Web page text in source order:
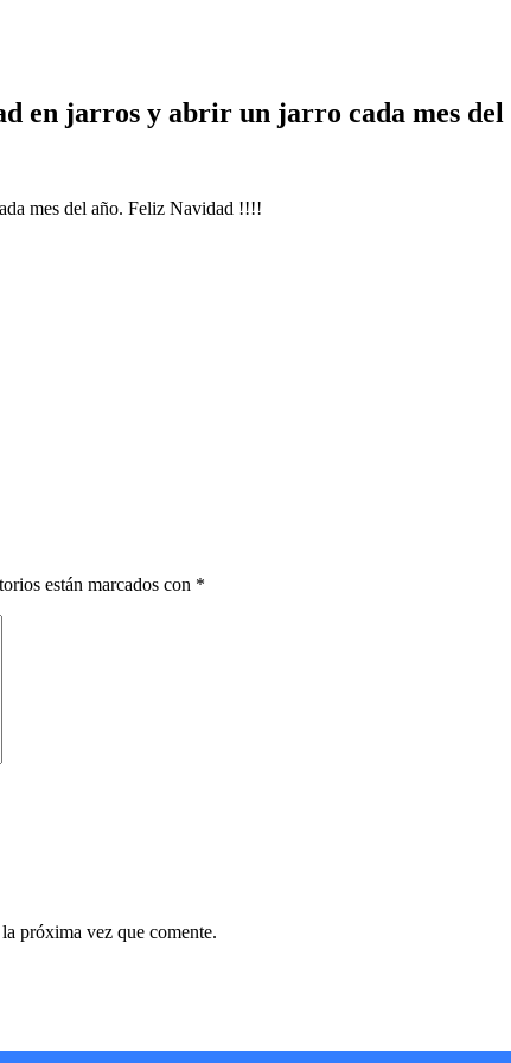
en jarros y abrir un jarro cada mes
mes del año. Feliz Navidad !!!!
están marcados con *
próxima vez que comente.